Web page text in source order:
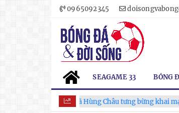
0965092345
SEAGAME 33 BÓNG
Xã Hùng Châu tưng bừng khai mạc giải